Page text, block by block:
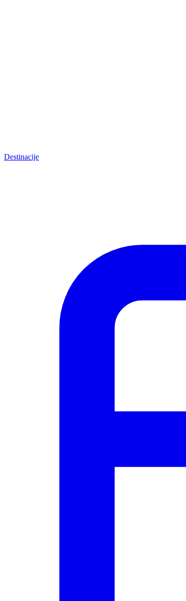
Destinacije